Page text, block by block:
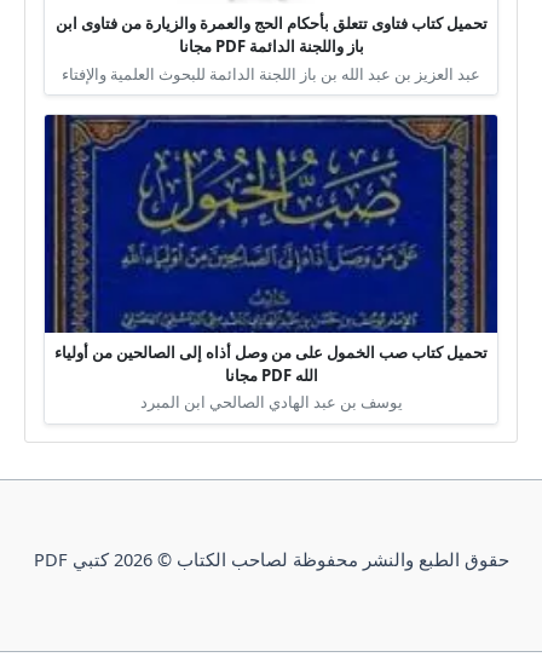
تحميل كتاب فتاوى تتعلق بأحكام الحج والعمرة والزيارة من فتاوى ابن
باز واللجنة الدائمة PDF مجانا
عبد العزيز بن عبد الله بن باز اللجنة الدائمة للبحوث العلمية والإفتاء
تحميل كتاب صب الخمول على من وصل أذاه إلى الصالحين من أولياء
الله PDF مجانا
يوسف بن عبد الهادي الصالحي ابن المبرد
حقوق الطبع والنشر محفوظة لصاحب الكتاب © 2026 كتبي PDF